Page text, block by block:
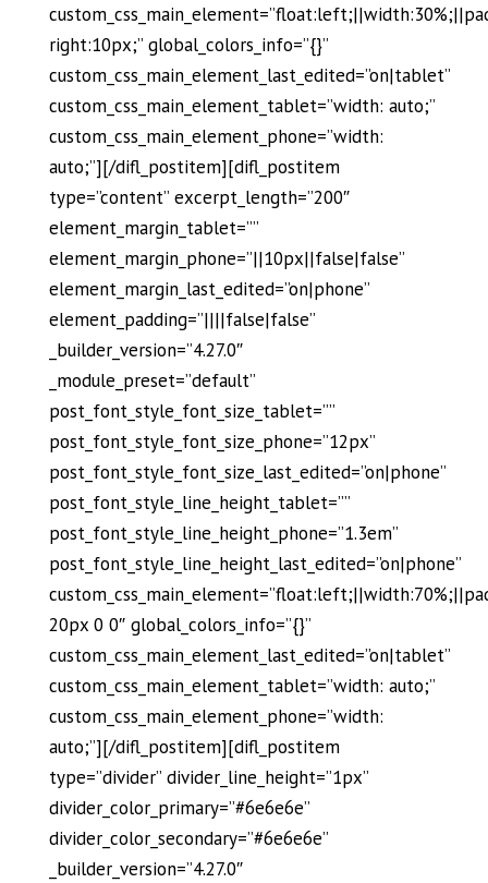
right:10px;” global_colors_info=”{}”
custom_css_main_element_last_edited=”on|tablet”
custom_css_main_element_tablet=”width: auto;”
custom_css_main_element_phone=”width:
auto;”][/difl_postitem][difl_postitem
type=”content” excerpt_length=”200″
element_margin_tablet=””
element_margin_phone=”||10px||false|false”
element_margin_last_edited=”on|phone”
element_padding=”||||false|false”
_builder_version=”4.27.0″
_module_preset=”default”
post_font_style_font_size_tablet=””
post_font_style_font_size_phone=”12px”
post_font_style_font_size_last_edited=”on|phone”
post_font_style_line_height_tablet=””
post_font_style_line_height_phone=”1.3em”
post_font_style_line_height_last_edited=”on|phone”
20px 0 0″ global_colors_info=”{}”
custom_css_main_element_last_edited=”on|tablet”
custom_css_main_element_tablet=”width: auto;”
custom_css_main_element_phone=”width:
auto;”][/difl_postitem][difl_postitem
type=”divider” divider_line_height=”1px”
divider_color_primary=”#6e6e6e”
divider_color_secondary=”#6e6e6e”
_builder_version=”4.27.0″